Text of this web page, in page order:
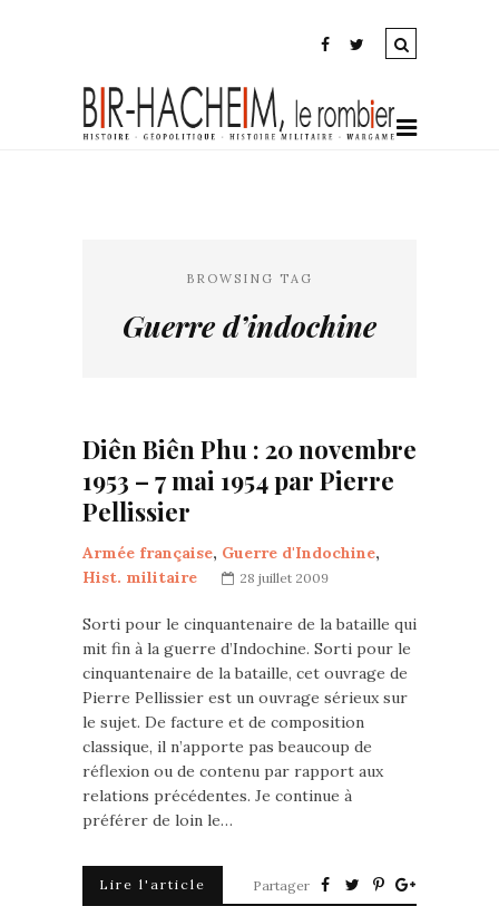
BROWSING TAG
Guerre d’indochine
Diên Biên Phu : 20 novembre
1953 – 7 mai 1954 par Pierre
Pellissier
Armée française, Guerre d'Indochine,
Hist. militaire
28 juillet 2009
Sorti pour le cinquantenaire de la bataille qui
mit fin à la guerre d’Indochine. Sorti pour le
cinquantenaire de la bataille, cet ouvrage de
Pierre Pellissier est un ouvrage sérieux sur
le sujet. De facture et de composition
classique, il n’apporte pas beaucoup de
réflexion ou de contenu par rapport aux
relations précédentes. Je continue à
préférer de loin le…
Lire l'article Partager